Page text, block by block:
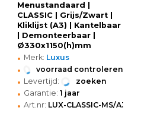
Menustandaard |
CLASSIC | Grijs/Zwart |
Kliklijst (A3) | Kantelbaar
| Demonteerbaar |
Ø330x1150(h)mm
• Merk: Luxus
• voorraad controleren
• Levertijd: zoeken
• Garantie: 1 jaar
• Art.nr: LUX-CLASSIC-MS/A3